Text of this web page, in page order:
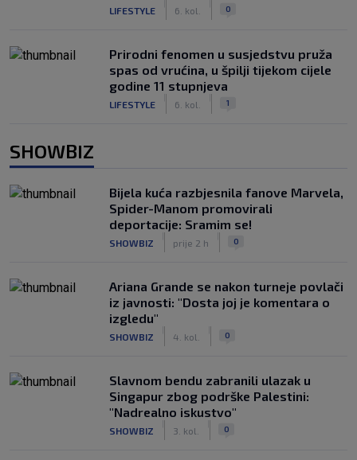
LIFESTYLE 6. kol. 0
Prirodni fenomen u susjedstvu pruža
spas od vrućina, u špilji tijekom cijele
godine 11 stupnjeva
LIFESTYLE 6. kol. 1
SHOWBIZ
Bijela kuća razbjesnila fanove Marvela,
Spider-Manom promovirali
deportacije: Sramim se!
SHOWBIZ prije 2 h 0
Ariana Grande se nakon turneje povlači
iz javnosti: "Dosta joj je komentara o
izgledu"
SHOWBIZ 4. kol. 0
Slavnom bendu zabranili ulazak u
Singapur zbog podrške Palestini:
"Nadrealno iskustvo"
SHOWBIZ 3. kol. 0